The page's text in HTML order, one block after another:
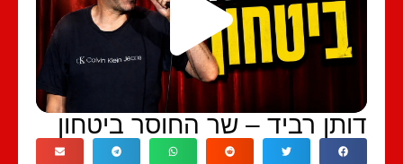
רביד – שר החוסר ביטחון